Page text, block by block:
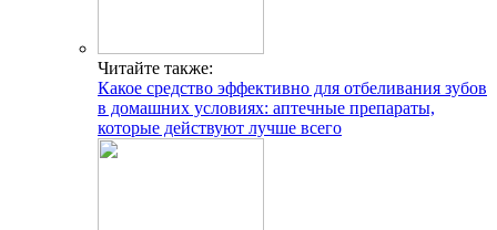
Читайте также:
Какое средство эффективно для отбеливания зубов
в домашних условиях: аптечные препараты,
которые действуют лучше всего